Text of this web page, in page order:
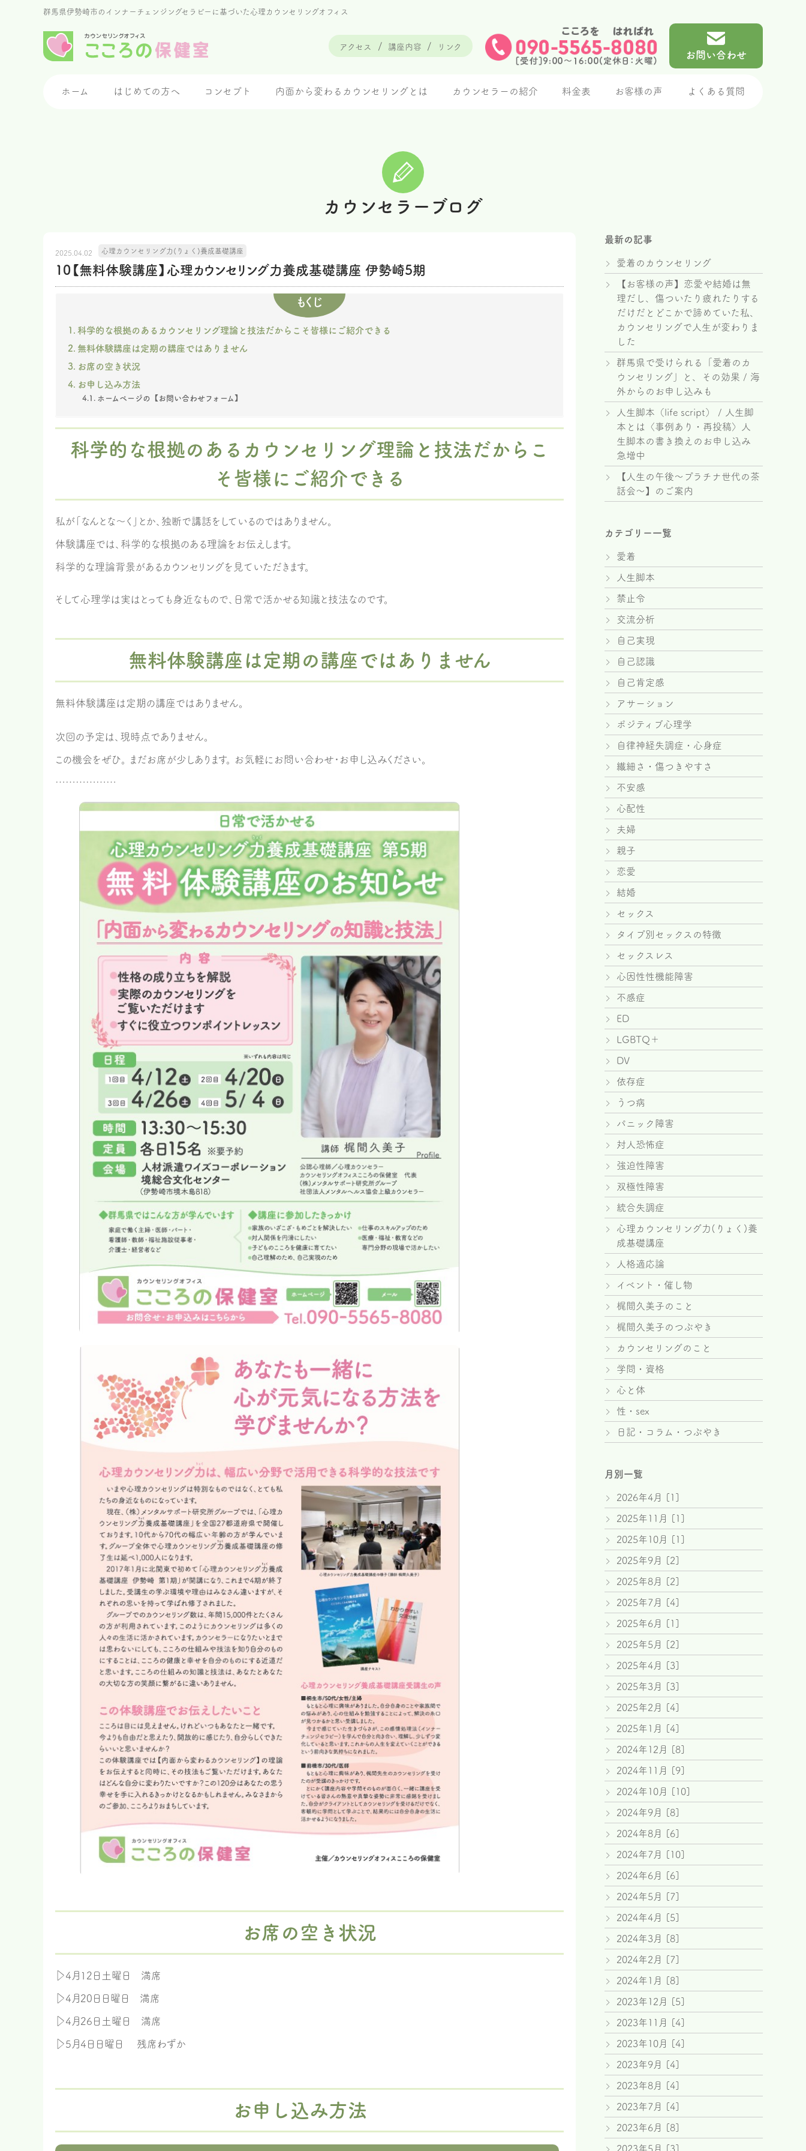
群馬県伊勢崎市のインナーチェンジングセラピーに基づいた心理カウンセリングオフィス
アクセス 講座内容 リンク
お問い合わせ
ホーム はじめての方へ コンセプト 内面から変わるカウンセリングとは カウンセラーの紹介 料金表 お客様の声 よくある質問
カウンセラーブログ
2025.04.02 心理カウンセリング力(りょく)養成基礎講座
10【無料体験講座】心理カウンセリング力養成基礎講座 伊勢崎5期
もくじ
科学的な根拠のあるカウンセリング理論と技法だからこそ皆様にご紹介できる
無料体験講座は定期の講座ではありません
お席の空き状況
お申し込み方法
ホームページの【お問い合わせフォーム】
科学的な根拠のあるカウンセリング理論と技法だからこ
そ皆様にご紹介できる
私が「なんとな〜く」とか、独断で講話をしているのではありません。
体験講座では、科学的な根拠のある理論をお伝えします。
科学的な理論背景があるカウンセリングを見ていただきます。
そして心理学は実はとっても身近なもので、日常で活かせる知識と技法なのです。
無料体験講座は定期の講座ではありません
無料体験講座は定期の講座ではありません。
次回の予定は、現時点でありません。
この機会をぜひ。 まだお席が少しあります。 お気軽にお問い合わせ・お申し込みください。
………………
お席の空き状況
▷4月12日土曜日 満席
▷4月20日日曜日 満席
▷4月26日土曜日 満席
▷5月4日日曜日 残席わずか
お申し込み方法
最新の記事
愛着のカウンセリング
【お客様の声】恋愛や結婚は無
理だし、傷ついたり疲れたりする
だけだとどこかで諦めていた私、
カウンセリングで人生が変わりま
した
群馬県で受けられる「愛着のカ
ウンセリング」と、その効果 / 海
外からのお申し込みも
人生脚本（life script） / 人生脚
本とは〈事例あり・再投稿〉人
生脚本の書き換えのお申し込み
急増中
【人生の午後～プラチナ世代の茶
話会～】のご案内
カテゴリー一覧
愛着
人生脚本
禁止令
交流分析
自己実現
自己認識
自己肯定感
アサーション
ポジティブ心理学
自律神経失調症・心身症
繊細さ・傷つきやすさ
不安感
心配性
夫婦
親子
恋愛
結婚
セックス
タイプ別セックスの特徴
セックスレス
心因性性機能障害
不感症
ED
LGBTQ＋
DV
依存症
うつ病
パニック障害
対人恐怖症
強迫性障害
双極性障害
統合失調症
心理カウンセリング力(りょく)養
成基礎講座
人格適応論
イベント・催し物
梶間久美子のこと
梶間久美子のつぶやき
カウンセリングのこと
学問・資格
心と体
性・sex
日記・コラム・つぶやき
月別一覧
2026年4月 [1]
2025年11月 [1]
2025年10月 [1]
2025年9月 [2]
2025年8月 [2]
2025年7月 [4]
2025年6月 [1]
2025年5月 [2]
2025年4月 [3]
2025年3月 [3]
2025年2月 [4]
2025年1月 [4]
2024年12月 [8]
2024年11月 [9]
2024年10月 [10]
2024年9月 [8]
2024年8月 [6]
2024年7月 [10]
2024年6月 [6]
2024年5月 [7]
2024年4月 [5]
2024年3月 [8]
2024年2月 [7]
2024年1月 [8]
2023年12月 [5]
2023年11月 [4]
2023年10月 [4]
2023年9月 [4]
2023年8月 [4]
2023年7月 [4]
2023年6月 [8]
2023年5月 [3]